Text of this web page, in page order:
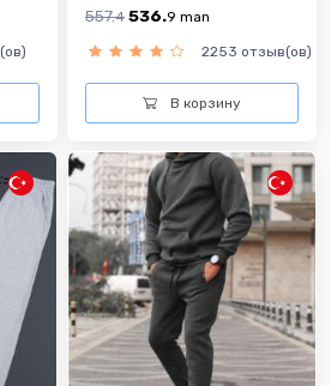
557.4 536.9 man
2253 отзыв(ов)
В корзину